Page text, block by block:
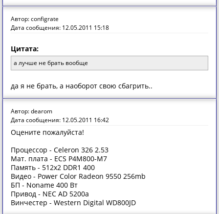
Автор: configrate
Дата сообщения: 12.05.2011 15:18
Цитата:
а лучше не брать вообще
да я не брать, а наоборот свою сбагрить..
Автор: dearom
Дата сообщения: 12.05.2011 16:42
Оцените пожалуйста!
Процессор - Celeron 326 2.53
Мат. плата - ECS P4M800-M7
Память - 512x2 DDR1 400
Видео - Power Color Radeon 9550 256mb
БП - Noname 400 Вт
Привод - NEC AD 5200a
Винчестер - Western Digital WD800JD